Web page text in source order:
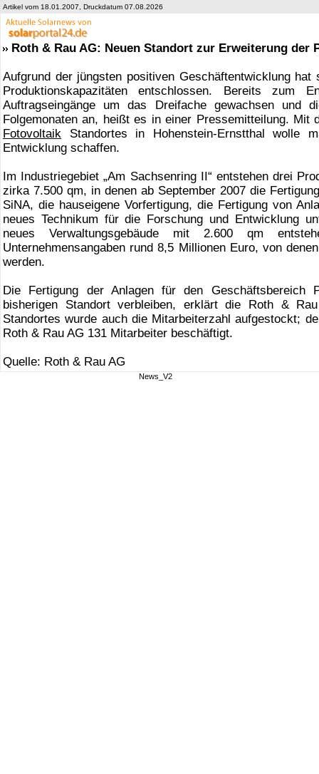
Artikel vom 18.01.2007, Druckdatum 07.08.2026
Roth & Rau AG: Neuen Standort zur Erweiterung der
Aufgrund der jüngsten positiven Geschäftentwicklung
Produktionskapazitäten entschlossen. Bereits
Auftragseingänge um das Dreifache gewachsen und
Folgemonaten an, heißt es in einer Pressemitteilung. Mit
Fotovoltaik Standortes in Hohenstein-Ernstthal
Entwicklung schaffen.
Im Industriegebiet „Am Sachsenring II“ entstehen drei
zirka 7.500 qm, in denen ab September 2007 die
SiNA, die hauseigene Vorfertigung, die Fertigung von
neues Technikum für die Forschung und Entwicklung
neues Verwaltungsgebäude mit 2.600 qm
Unternehmensangaben rund 8,5 Millionen Euro, von
werden.
Die Fertigung der Anlagen für den Geschäftsbereich
bisherigen Standort verbleiben, erklärt die Roth &
Standortes wurde auch die Mitarbeiterzahl aufgestockt;
Roth & Rau AG 131 Mitarbeiter beschäftigt.
Quelle: Roth & Rau AG
News_V2